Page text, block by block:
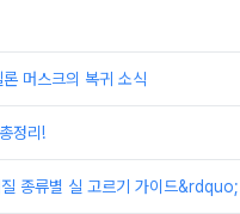
머스크의 복귀 소식
정리!
종류별 실 고르기 가이드&rdquo;